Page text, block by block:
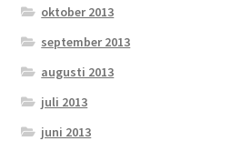
oktober 2013
september 2013
augusti 2013
juli 2013
juni 2013